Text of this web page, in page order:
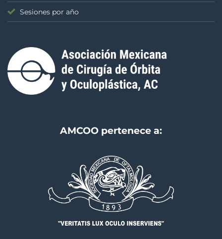
Sesiones por año
AMCOO pertenece a: